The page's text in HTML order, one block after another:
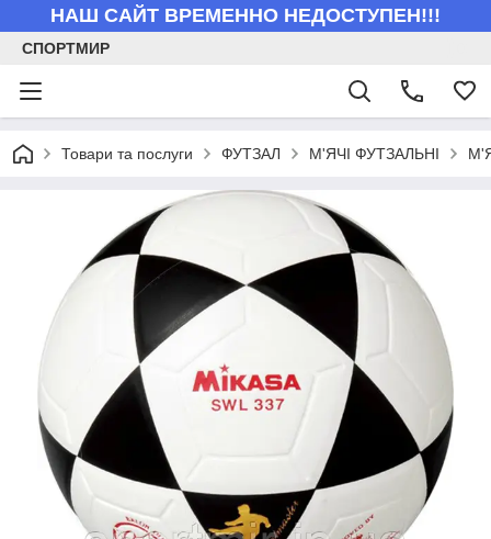
НАШ САЙТ ВРЕМЕННО НЕДОСТУПЕН!!!
СПОРТМИР
Товари та послуги ФУТЗАЛ М'ЯЧІ ФУТЗАЛЬНІ